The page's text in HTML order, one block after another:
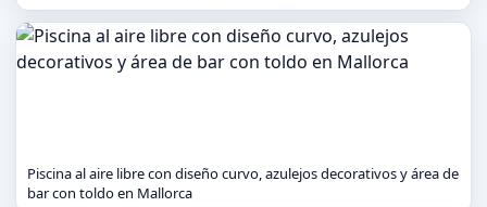
Piscina al aire libre con diseño curvo, azulejos decorativos y área de
bar con toldo en Mallorca